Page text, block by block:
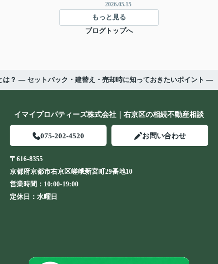
2026.05.15
もっと見る
ブログトップへ
は？ ― セットバック・建替え・売却時に知っておきたいポイント ―
イマイプロパティーズ株式会社｜右京区の相続不動産相談
075-202-4520 お問い合わせ
〒616-8355
京都府京都市右京区嵯峨新宮町29番地10
営業時間： 10:00-19:00
定休日： 水曜日